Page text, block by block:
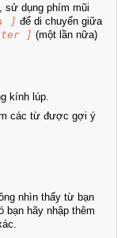
sử dụng phím mũi
] để di chuyển giữa
] (một lần nữa)
kính lúp.
các từ được gợi ý
nhìn thấy từ bạn
bạn hãy nhập thêm